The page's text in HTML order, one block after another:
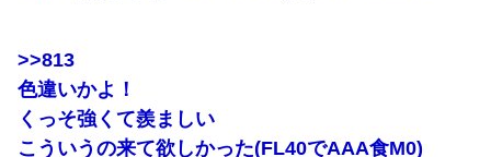
>>813
色違いかよ！
くっそ強くて羨ましい
こういうの来て欲しかった(FL40でAAA食M0)